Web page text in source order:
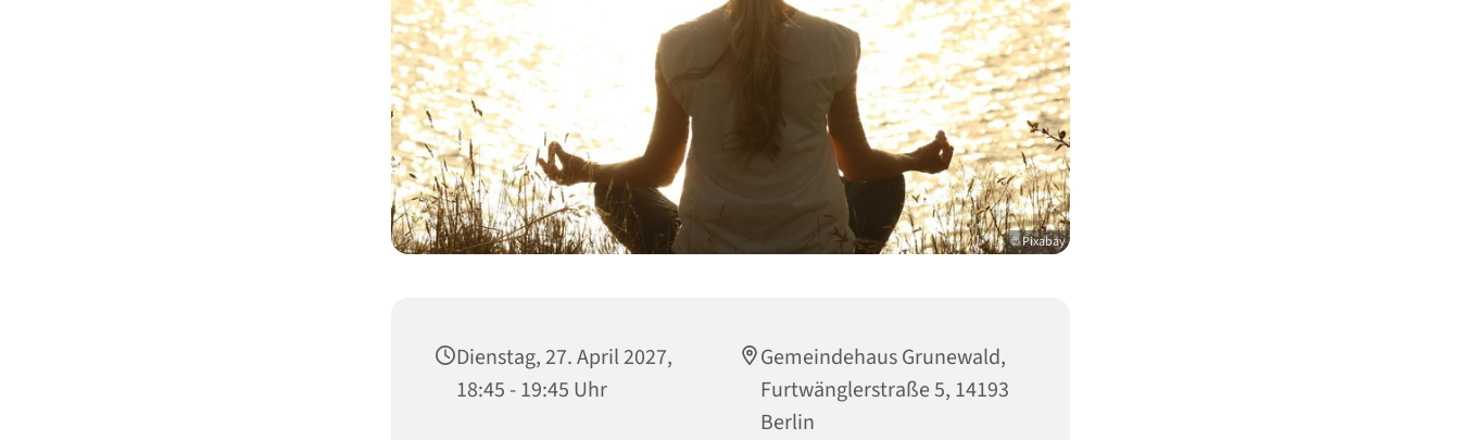
© Pixabay
Dienstag, 27. April 2027,
18:45 - 19:45 Uhr
Gemeindehaus Grunewald,
Furtwänglerstraße 5, 14193
Berlin